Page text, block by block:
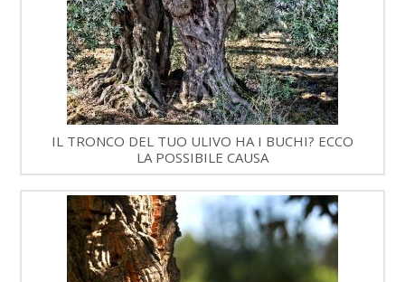
IL TRONCO DEL TUO ULIVO HA I BUCHI? ECCO
LA POSSIBILE CAUSA